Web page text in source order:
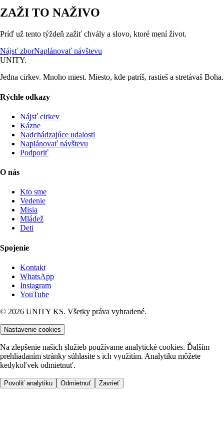
ZAŽI TO NAŽIVO
Príď už tento týždeň zažiť chvály a slovo, ktoré mení život.
Nájsť zborNaplánovať návštevu
UNITY.
Jedna cirkev. Mnoho miest. Miesto, kde patríš, rastieš a stretávaš Boha.
Rýchle odkazy
Nájsť cirkev
Kázne
Nadchádzajúce udalosti
Naplánovať návštevu
Podporiť
O nás
Kto sme
Vedenie
Misia
Mládež
Deti
Spojenie
Kontakt
WhatsApp
Instagram
YouTube
© 2026 UNITY KS. Všetky práva vyhradené.
Nastavenie cookies
Na zlepšenie našich služieb používame analytické cookies. Ďalším
prehliadaním stránky súhlasíte s ich využitím. Analytiku môžete
kedykoľvek odmietnuť.
Povoliť analytiku Odmietnuť Zavrieť